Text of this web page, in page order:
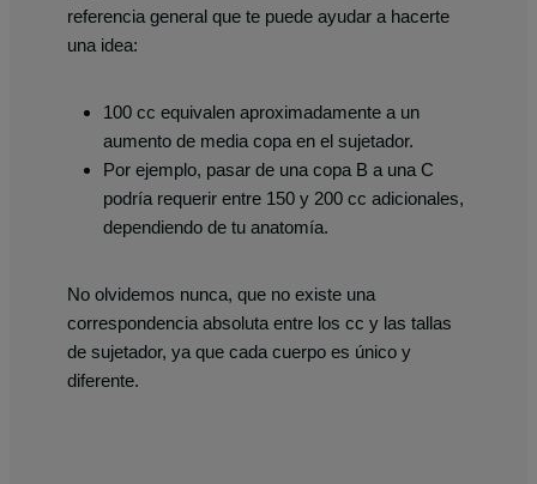
referencia general que te puede ayudar a hacerte
una idea:
100 cc equivalen aproximadamente a un
aumento de media copa en el sujetador.
Por ejemplo, pasar de una copa B a una C
podría requerir entre 150 y 200 cc adicionales,
dependiendo de tu anatomía.
No olvidemos nunca, que no existe una
correspondencia absoluta entre los cc y las tallas
de sujetador, ya que cada cuerpo es único y
diferente.